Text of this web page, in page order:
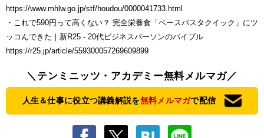
https://www.mhlw.go.jp/stf/houdou/0000041733.html
・これで590円って高くない？ 完全栄養食「ベースパスタクイック」にツ
ッコんできた｜新R25 - 20代ビジネスパーソンのバイブル
https://r25.jp/article/559300057269609899
＼テンミニッツ・アカデミー無料メルマガ／
人生＆仕事に役立つ講義解説を無料メルマガで配信